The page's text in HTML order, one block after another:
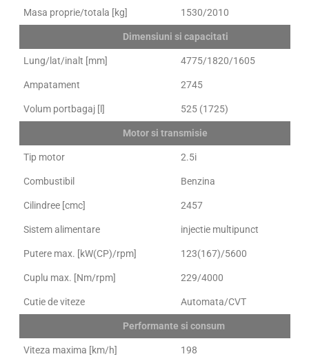
Masa proprie/totala [kg] 1530/2010
Dimensiuni si capacitati
Lung/lat/inalt [mm] 4775/1820/1605
Ampatament 2745
Volum portbagaj [l] 525 (1725)
Motor si transmisie
Tip motor 2.5i
Combustibil Benzina
Cilindree [cmc] 2457
Sistem alimentare injectie multipunct
Putere max. [kW(CP)/rpm] 123(167)/5600
Cuplu max. [Nm/rpm] 229/4000
Cutie de viteze Automata/CVT
Performante si consum
Viteza maxima [km/h] 198